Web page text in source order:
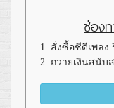
ช่อง
1. สั่งซื้อซีดีเพลง
2. ถวายเงินสนับ